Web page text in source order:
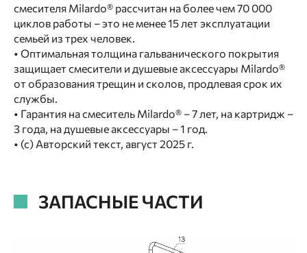
смесителя Milardo® рассчитан на более чем 70 000
циклов работы – это не менее 15 лет эксплуатации
семьей из трех человек.
• Оптимальная толщина гальванического покрытия
защищает смесители и душевые аксессуары Milardo®
от образования трещин и сколов, продлевая срок их
службы.
• Гарантия на смеситель Milardo® – 7 лет, на картридж –
3 года, на душевые аксессуары – 1 год.
• (с) Авторский текст, август 2025 г.
ЗАПАСНЫЕ ЧАСТИ